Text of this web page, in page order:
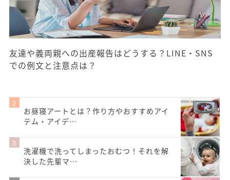
友達や義両親への出産報告はどうする？LINE・SNS
での例文と注意点は？
お昼寝アートとは？作り方やおすすめアイ
テム・アイデ…
洗濯機で洗ってしまったおむつ！それを解
決した先輩マ…